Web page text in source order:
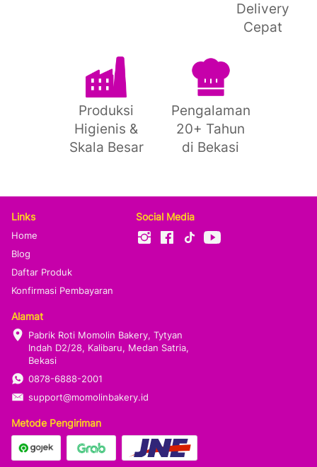
Delivery
Cepat
Produksi
Higienis &
Skala Besar
Pengalaman
20+ Tahun
di Bekasi
Links
Home
Blog
Daftar Produk
Konfirmasi Pembayaran
Social Media
Alamat
Pabrik Roti Momolin Bakery, Tytyan
Indah D2/28, Kalibaru, Medan Satria,
Bekasi
0878-6888-2001
support@momolinbakery.id
Metode Pengiriman